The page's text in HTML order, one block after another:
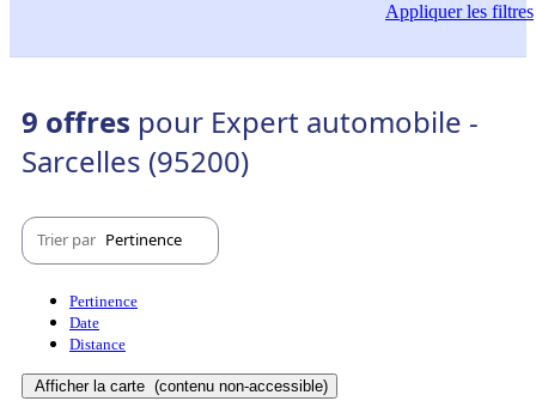
Appliquerles filtres
9 offres pour Expert automobile -
Sarcelles (95200)
Trier par Pertinence
Pertinence
Date
Distance
Afficher la carte (contenu non-accessible)